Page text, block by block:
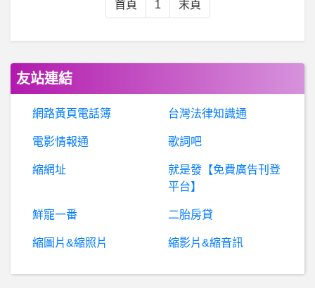
台中有推薦的開眼袋醫生嗎?
首頁 1 末頁
友站連結
網路黃頁電話簿 台灣法律知識通
電影情報通 歌詞吧
縮網址
就是發【免費廣告刊登
平台】
鮮寵一番 二胎房貸
縮圖片&縮照片 縮影片&縮音訊